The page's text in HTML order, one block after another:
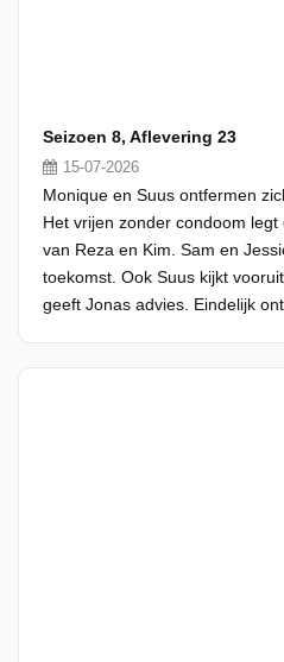
Seizoen 8, Aflevering 23
15-07-2026
Monique en Suus ontfermen
Het vrijen zonder condoom
van Reza en Kim. Sam en
toekomst. Ook Suus kijkt
geeft Jonas advies. Eindelijk